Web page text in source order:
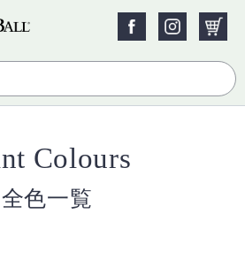
Colours
全色一覧